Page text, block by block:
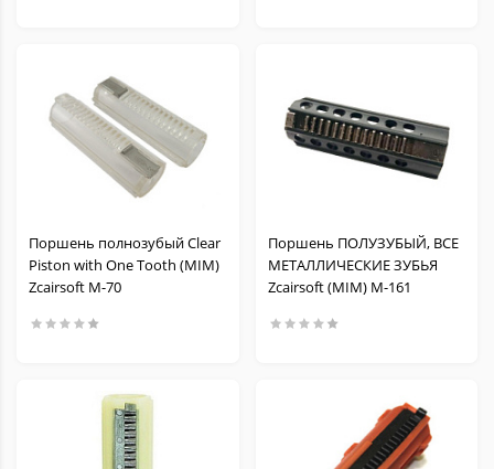
Поршень полнозубый Clear
Piston with One Tooth (MIM)
Zcairsoft M-70
Поршень ПОЛУЗУБЫЙ, ВСЕ
МЕТАЛЛИЧЕСКИЕ ЗУБЬЯ
Zcairsoft (MIM) M-161